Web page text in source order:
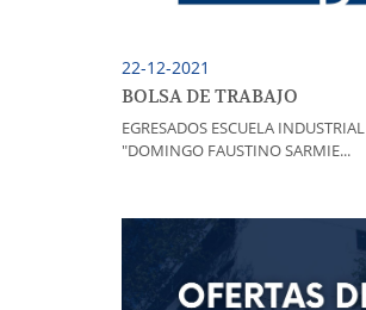
22-12-2021
BOLSA DE TRABAJO
EGRESADOS ESCUELA INDUSTRIAL
"DOMINGO FAUSTINO SARMIE...